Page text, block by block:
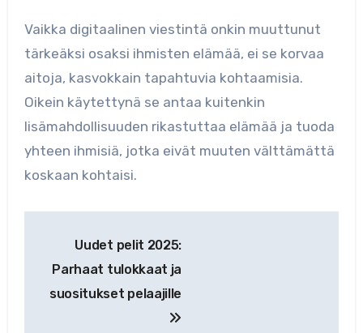
Vaikka digitaalinen viestintä onkin muuttunut
tärkeäksi osaksi ihmisten elämää, ei se korvaa
aitoja, kasvokkain tapahtuvia kohtaamisia.
Oikein käytettynä se antaa kuitenkin
lisämahdollisuuden rikastuttaa elämää ja tuoda
yhteen ihmisiä, jotka eivät muuten välttämättä
koskaan kohtaisi.
selaus
Uudet pelit 2025:
Parhaat tulokkaat ja
suositukset pelaajille